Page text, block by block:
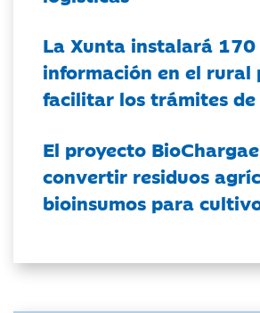
La Xunta instalará
información en el rural
facilitar los trámites de
El proyecto
convertir residuos
bioinsumos para